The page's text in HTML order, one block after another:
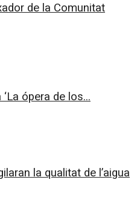
de la Comunitat
ópera de los...
la qualitat de l’aigua